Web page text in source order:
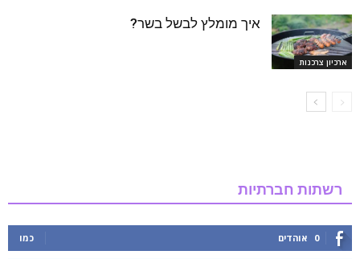
ארכיון צרכנות
איך מומלץ לבשל בשר?
רשתות חברתיות
0 אוהדים כמו